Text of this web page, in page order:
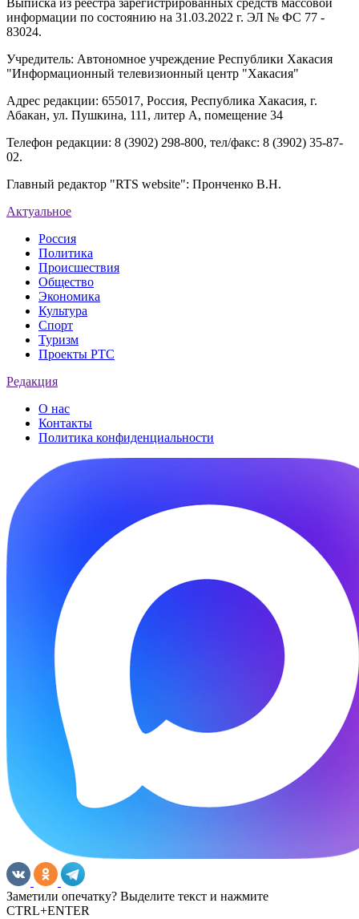
Выписка из реестра зарегистрированных средств массовой
информации по состоянию на 31.03.2022 г. ЭЛ № ФС 77 -
83024.
Учредитель: Автономное учреждение Республики Хакасия
"Информационный телевизионный центр "Хакасия"
Адрес редакции: 655017, Россия, Республика Хакасия, г.
Абакан, ул. Пушкина, 111, литер А, помещение 34
Телефон редакции: 8 (3902) 298-800, тел/факс: 8 (3902) 35-87-
02.
Главный редактор "RTS website": Пронченко В.Н.
Актуальное
Россия
Политика
Происшествия
Общество
Экономика
Культура
Спорт
Туризм
Проекты РТС
Редакция
О нас
Контакты
Политика конфиденциальности
Заметили опечатку? Выделите текст и нажмите
CTRL+ENTER